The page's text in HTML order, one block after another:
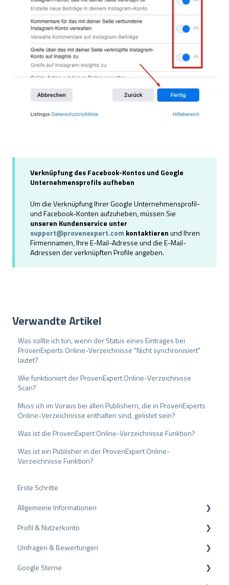
Verknüpfung des Facebook-Kontos und Google
Unternehmensprofils aufheben
Um die Verknüpfung Ihrer Google Unternehmensprofil-
und Facebook-Konten aufzuheben, müssen Sie
unseren Kundenservice unter
support@provenexpert.com kontaktierenund Ihren
Firmennamen, Ihre E-Mail-Adresse und die E-Mail-
Adressen der verknüpften Profile angeben.
Verwandte Artikel
Was sollte ich tun, wenn der Status eines Eintrages bei
ProvenExperts Online-Verzeichnisse "Nicht synchronisiert"
lautet?
Wie funktioniert der ProvenExpert Online-Verzeichnisse
Scan?
Muss ich im Voraus bei allen Publishern, die in ProvenExperts
Online-Verzeichnisse enthalten sind, gelistet sein?
Was ist die ProvenExpert Online-Verzeichnisse Funktion?
Was ist ein Publisher in der ProvenExpert Online-
Verzeichnisse Funktion?
Erste Schritte
Allgemeine Informationen
Datenschutz
Pakete und Preise
API
Profil & Nutzerkonto
Profil-Einstellungen
Nutzerkonto
Umfragen & Bewertungen
Bewertungen
Google Sterne